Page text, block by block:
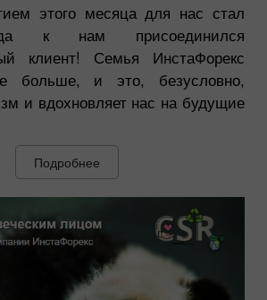
этого месяца для нас стал
к нам присоединился
клиент! Семья ИнстаФорекс
больше, и это, безусловно,
и вдохновляет нас на будущие
Подробнее